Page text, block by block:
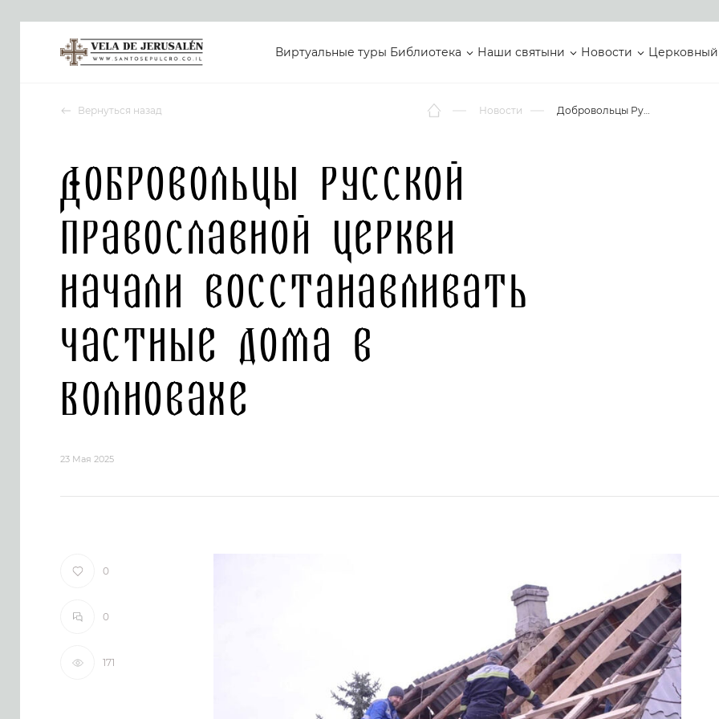
Виртуальные туры Библиотека Наши святыни Новости Церковный
Вернуться назад Новости Добровольцы Русской Православной Церкви начали восстанавливать частные дома в Волновахе
Добровольцы Русской
Православной Церкви
начали восстанавливать
частные дома в
Волновахе
23 Мая 2025
0
0
171